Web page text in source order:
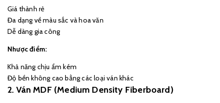
Giá thành rẻ
Đa dạng về màu sắc và hoa văn
Dễ dàng gia công
Nhược điểm:
Khả năng chịu ẩm kém
Độ bền không cao bằng các loại ván khác
2. Ván MDF (Medium Density Fiberboard)